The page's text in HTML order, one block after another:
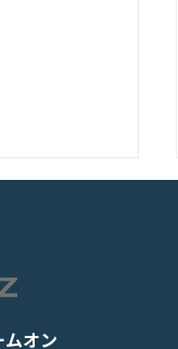
確認くださ
レスリリ
ぼのぼの
オン